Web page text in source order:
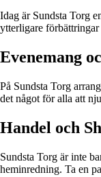
Idag är Sundsta Torg
ytterligare
Evenemang
På Sundsta Torg
det något för alla att
Handel och
Sundsta Torg är inte
heminredning. Ta en